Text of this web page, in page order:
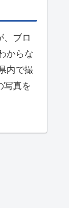
、ブロ
からな
内で撮
写真を